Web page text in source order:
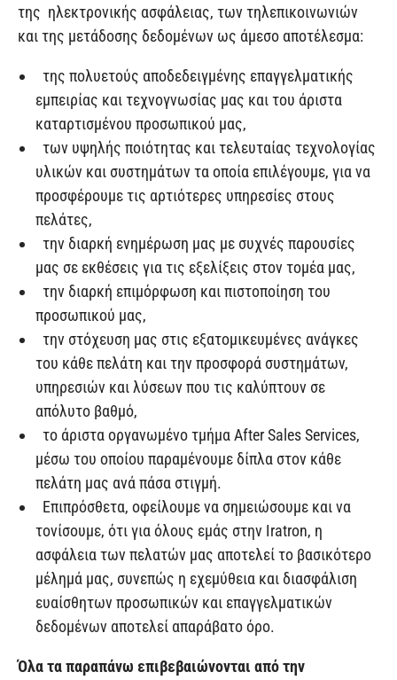
της ηλεκτρονικής ασφάλειας, των τηλεπικοινωνιών
και της μετάδοσης δεδομένων ως άμεσο αποτέλεσμα:
της πολυετούς αποδεδειγμένης επαγγελματικής
εμπειρίας και τεχνογνωσίας μας και του άριστα
καταρτισμένου προσωπικού μας,
των υψηλής ποιότητας και τελευταίας τεχνολογίας
υλικών και συστημάτων τα οποία επιλέγουμε, για να
προσφέρουμε τις αρτιότερες υπηρεσίες στους
πελάτες,
την διαρκή ενημέρωση μας με συχνές παρουσίες
μας σε εκθέσεις για τις εξελίξεις στον τομέα μας,
την διαρκή επιμόρφωση και πιστοποίηση του
προσωπικού μας,
την στόχευση μας στις εξατομικευμένες ανάγκες
του κάθε πελάτη και την προσφορά συστημάτων,
υπηρεσιών και λύσεων που τις καλύπτουν σε
απόλυτο βαθμό,
το άριστα οργανωμένο τμήμα After Sales Services,
μέσω του οποίου παραμένουμε δίπλα στον κάθε
πελάτη μας ανά πάσα στιγμή.
Επιπρόσθετα, οφείλουμε να σημειώσουμε και να
τονίσουμε, ότι για όλους εμάς στην Iratron, η
ασφάλεια των πελατών μας αποτελεί το βασικότερο
μέλημά μας, συνεπώς η εχεμύθεια και διασφάλιση
ευαίσθητων προσωπικών και επαγγελματικών
δεδομένων αποτελεί απαράβατο όρο.
Όλα τα παραπάνω επιβεβαιώνονται από την